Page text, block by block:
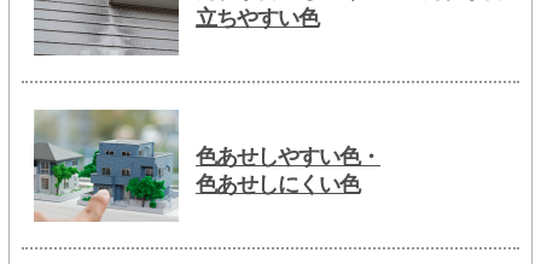
立ちやすい色
色あせしやすい色・
色あせしにくい色